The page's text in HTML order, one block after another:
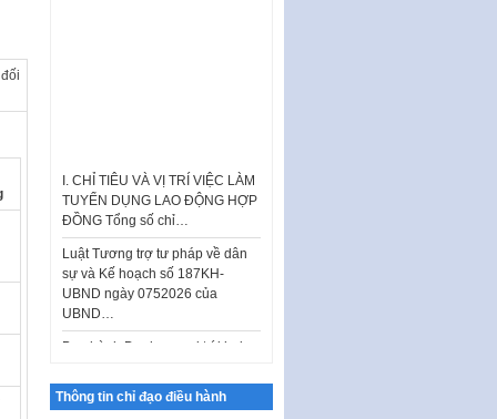
TUYỂN DỤNG LAO ĐỘNG HỢP
ĐỒNG Tổng số chỉ…
Luật Tương trợ tư pháp về dân
sự và Kế hoạch số 187KH-
UBND ngày 0752026 của
UBND…
Ban hành Danh mục vị trí khai
thác quảng cáo trên địa bàn
Kế hoạch Tổ chức Cuộc thi
chính luận về bảo vệ nền tảng tư
Thông tin chỉ đạo điều hành